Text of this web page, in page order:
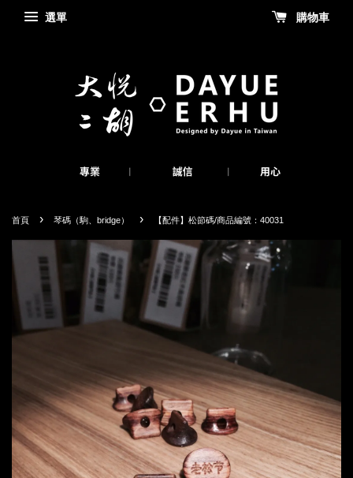
選單 購物車
首頁 › 琴碼（駒、bridge） › 【配件】松節碼/商品編號：40031